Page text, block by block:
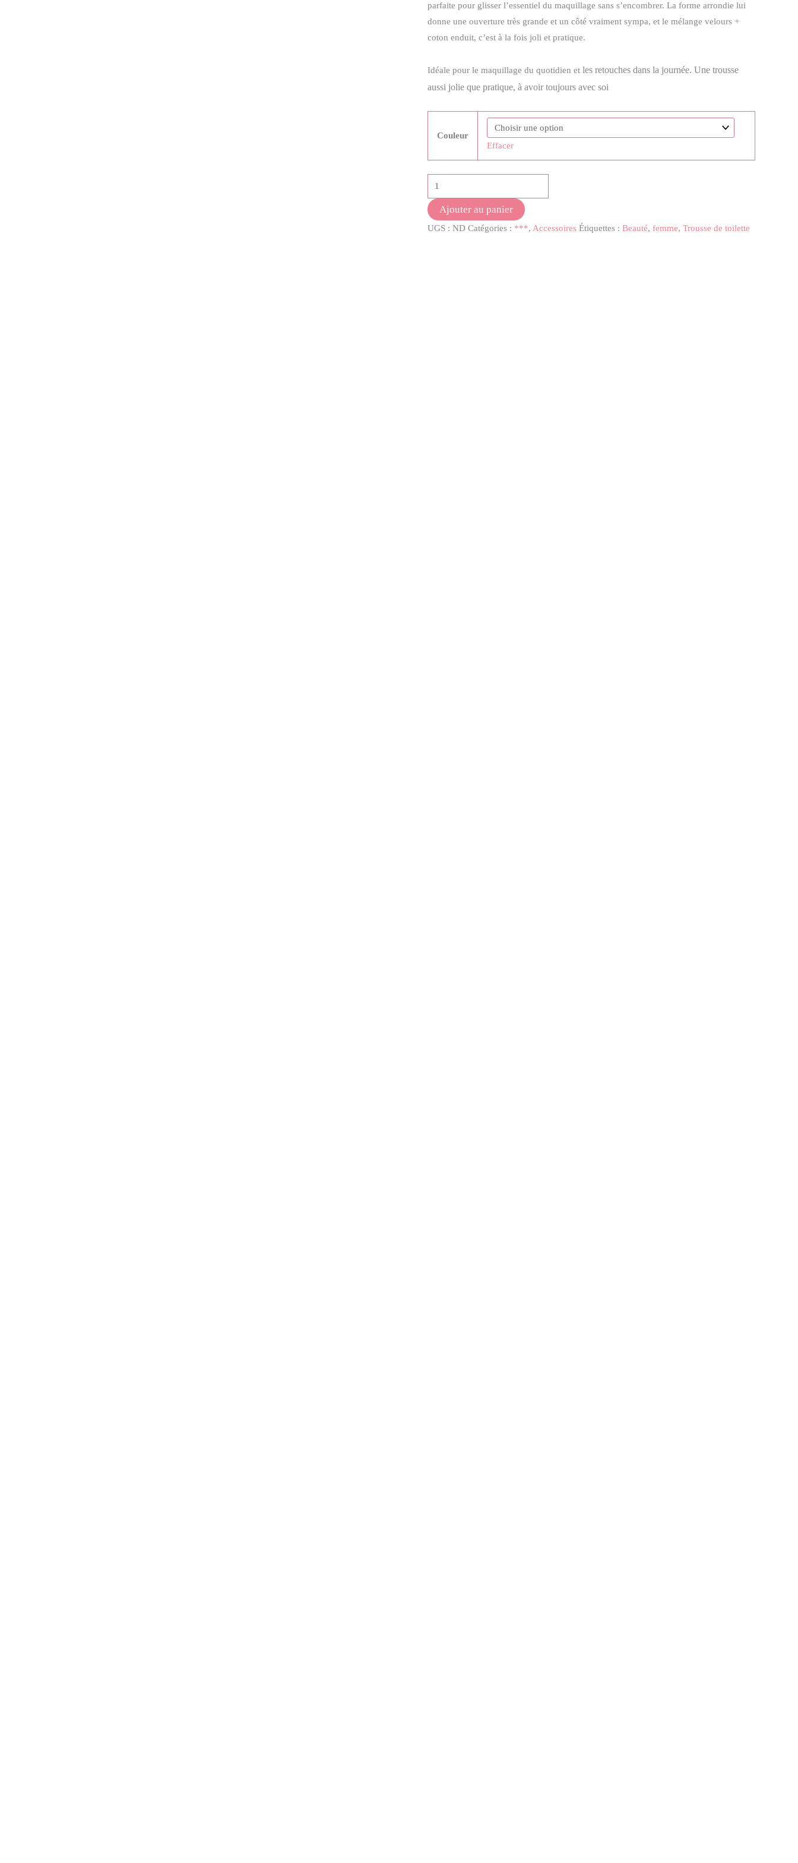
parfaite pour glisser l’essentiel du maquillage sans s’encombrer. La forme arrondie lui
donne une ouverture très grande et un côté vraiment sympa, et le mélange velours +
coton enduit, c’est à la fois joli et pratique.
Idéale pour le maquillage du quotidien et les retouches dans la journée. Une trousse
aussi jolie que pratique, à avoir toujours avec soi
Couleur
Effacer
quantité
de
Trousse
de
Ajouter au panier
UGS : ND Catégories : ***, Accessoires Étiquettes : Beauté, femme, Trousse de toilette